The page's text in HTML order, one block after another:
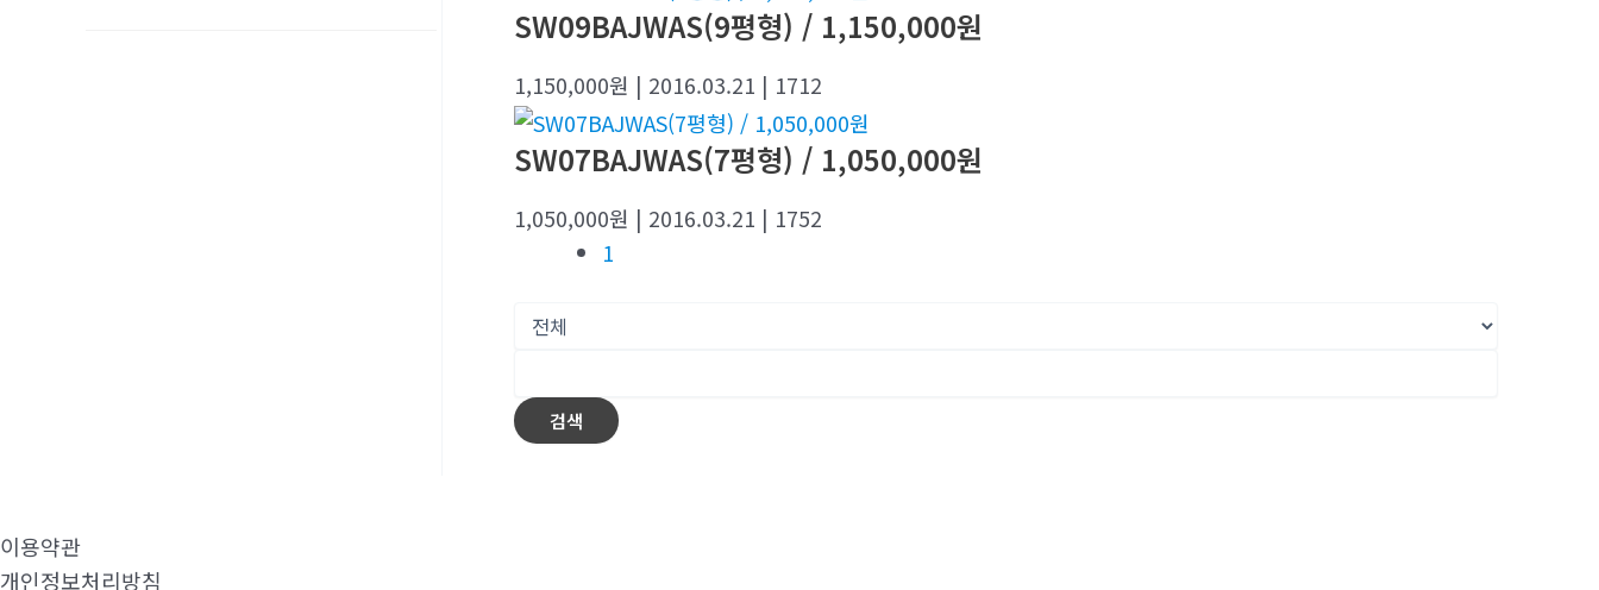
SW09BAJWAS(9평형) / 1,150,000원
1,150,000원 | 2016.03.21 | 1712
SW07BAJWAS(7평형) / 1,050,000원
1,050,000원 | 2016.03.21 | 1752
1
검색
이용약관
개인정보처리방침